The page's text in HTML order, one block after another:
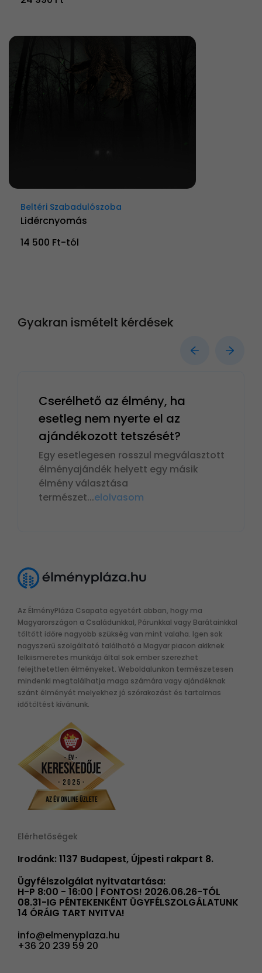
Beltéri Szabadulószoba
Lidércnyomás
14 500 Ft-tól
Gyakran ismételt kérdések
Cserélhető az élmény, ha
esetleg nem nyerte el az
ajándékozott tetszését?
Egy esetlegesen rosszul megválasztott
élményajándék helyett egy másik
élmény választása
természet...elolvasom
Az ÉlményPláza Csapata egyetért abban, hogy ma
Magyarországon a Családunkkal, Párunkkal vagy Barátainkkal
töltött időre nagyobb szükség van mint valaha. Igen sok
nagyszerű szolgáltató található a Magyar piacon akiknek
lelkiismeretes munkája által sok ember szerezhet
felejthetetlen élményeket. Weboldalunkon természetesen
mindenki megtalálhatja maga számára vagy ajándéknak
szánt élményét melyekhez jó szórakozást és tartalmas
időtöltést kívánunk.
Elérhetőségek
Irodánk: 1137 Budapest, Újpesti rakpart 8.
Ügyfélszolgálat nyitvatartása:
H-P 8:00 - 16:00 | FONTOS! 2026.06.26-TÓL
08.31-IG PÉNTEKENKÉNT ÜGYFÉLSZOLGÁLATUNK
14 ÓRÁIG TART NYITVA!
info@elmenyplaza.hu
+36 20 239 59 20